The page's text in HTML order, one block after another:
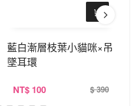
藍白漸層枝葉小貓咪×吊
墜耳環
NT$ 100 $ 390